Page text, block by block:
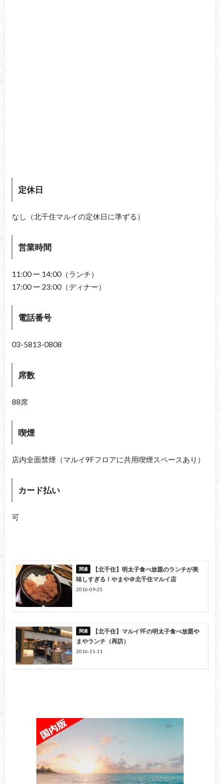
定休日
なし（北千住マルイの定休日に準ずる）
営業時間
11:00 ー 14:00（ランチ）
17:00 ー 23:00（ディナー）
電話番号
03-5813-0808
席数
88席
喫煙
店内全面禁煙（マルイ9Fフロアに共用喫煙スペースあり）
カード払い
可
【北千住】明太子食べ放題のランチが美
味しすぎる！やまや＠北千住マルイ店
2016-09-25
【北千住】マルイ9Fの明太子食べ放題や
まやランチ（再訪）
2016-11-11